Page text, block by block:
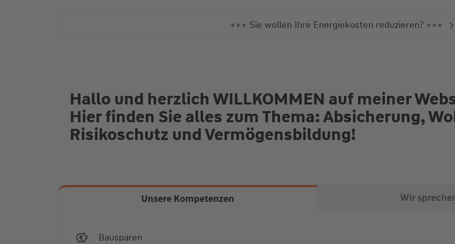
+++ Sie wollen Ihre Energiekosten reduzieren? +++
Hallo und herzlich WILLKOMMEN auf meiner
Hier finden Sie alles zum Thema: Absicherung,
Risikoschutz und Vermögensbildung!
Unsere Kompetenzen Wir
Bausparen